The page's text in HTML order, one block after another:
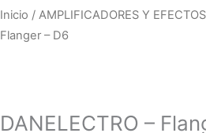
Inicio / AMPLIFICADORES Y EFECTOS
Flanger – D6
DANELECTRO –